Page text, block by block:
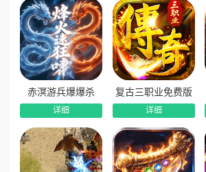
赤溟游兵爆爆杀
详细
复古三职业免费版
详细